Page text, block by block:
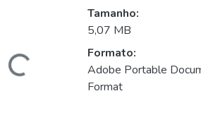
Carregando...
Tamanho:
5,07 MB
Formato:
Adobe Portable
Format